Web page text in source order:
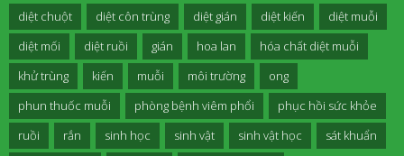
diệt chuột
diệt côn trùng diệt gián diệt kiến
diệt muỗi
diệt mối
diệt ruồi gián hoa lan
hóa chất diệt muỗi
khử trùng
kiến muỗi môi trường
ong
phun thuốc muỗi
phòng bệnh viêm phổi
phục hồi sức khỏe
ruồi
rắn sinh học sinh vật sinh vật học
sát khuẩn